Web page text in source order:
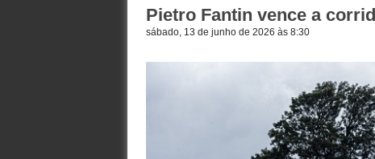
Pietro Fantin vence a
sábado, 13 de junho de 2026 às 8:30